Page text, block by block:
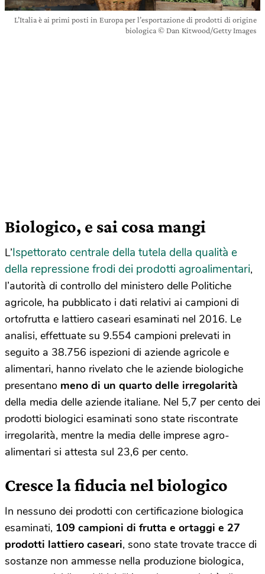
L’Italia è ai primi posti in Europa per l’esportazione di prodotti di origine
biologica © Dan Kitwood/Getty Images
Biologico, e sai cosa mangi
L’Ispettorato centrale della tutela della qualità e
della repressione frodi dei prodotti agroalimentari,
l’autorità di controllo del ministero delle Politiche
agricole, ha pubblicato i dati relativi ai campioni di
ortofrutta e lattiero caseari esaminati nel 2016. Le
analisi, effettuate su 9.554 campioni prelevati in
seguito a 38.756 ispezioni di aziende agricole e
alimentari, hanno rivelato che le aziende biologiche
presentano meno di un quarto delle irregolarità
della media delle aziende italiane. Nel 5,7 per cento dei
prodotti biologici esaminati sono state riscontrate
irregolarità, mentre la media delle imprese agro-
alimentari si attesta sul 23,6 per cento.
Cresce la fiducia nel biologico
In nessuno dei prodotti con certificazione biologica
esaminati, 109 campioni di frutta e ortaggi e 27
prodotti lattiero caseari, sono state trovate tracce di
sostanze non ammesse nella produzione biologica,